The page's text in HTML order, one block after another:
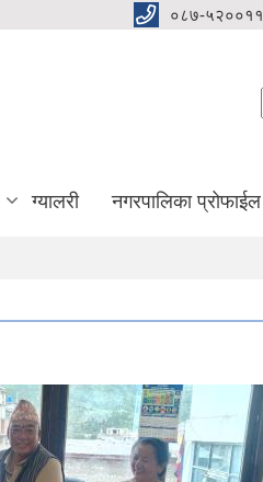
०८७-५२००११
ग्यालरी नगरपालिका प्रोफाईल